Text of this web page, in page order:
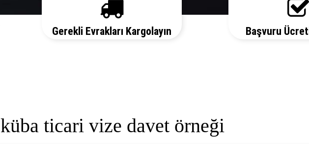
Gerekli Evrakları Kargolayın Başvuru
küba ticari vize davet örneği